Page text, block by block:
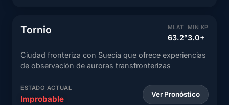
Tornio MLAT
63.2°
MIN KP
3.0+
Ciudad fronteriza con Suecia que ofrece experiencias
de observación de auroras transfronterizas
ESTADO ACTUAL
Improbable Ver Pronóstico